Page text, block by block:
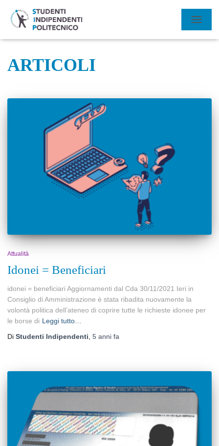
ARTICOLI
Attualità
Idonei = Beneficiari
idonei = beneficiari Aggiornamenti dal Cda 30/11/2021 Ieri in
Consiglio di Amministrazione è stata ribadita nuovamente la
volontà politica dell’ateneo di coprire tutte le richieste idonee per
le borse di Leggi tutto…
Di Studenti Indipendenti 5 anni fa